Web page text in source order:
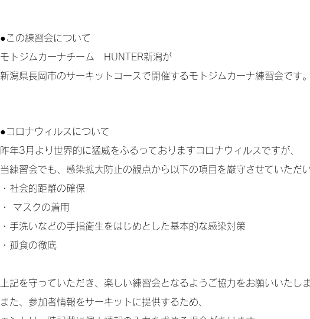
●この練習会について
モトジムカーナチーム HUNTER新潟が
新潟県長岡市のサーキットコースで開催するモトジムカーナ練習会です。
●コロナウィルスについて
昨年3月より世界的に猛威をふるっておりますコロナウィルスですが、
当練習会でも、感染拡大防止の観点から以下の項目を厳守させていただ
・社会的距離の確保
・ マスクの着用
・手洗いなどの手指衛生をはじめとした基本的な感染対策
​・孤食の徹底
上記を守っていただき、楽しい練習会となるようご協力をお願いいたしま
また、参加者情報をサーキットに提供するため、